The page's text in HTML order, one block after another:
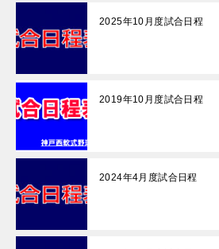
2025年10月度試合日程
2019年10月度試合日程
2024年4月度試合日程